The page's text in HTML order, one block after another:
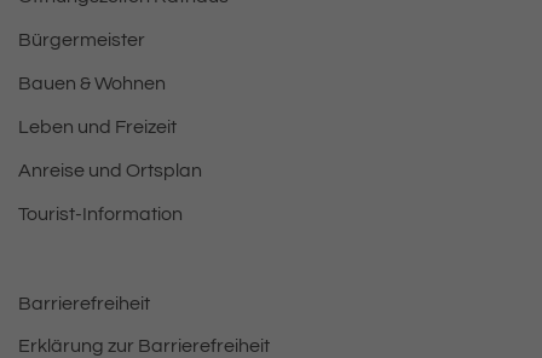
Bürgermeister
Bauen & Wohnen
Leben und Freizeit
Anreise und Ortsplan
Tourist-Information
Barrierefreiheit
Erklärung zur Barrierefreiheit